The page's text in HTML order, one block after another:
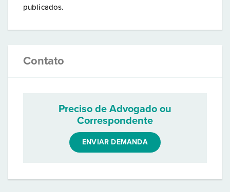
publicados.
Contato
Preciso de Advogado ou
Correspondente
ENVIAR DEMANDA